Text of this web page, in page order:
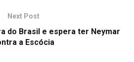
Next Post
do Brasil e espera ter Neymar
a Escócia